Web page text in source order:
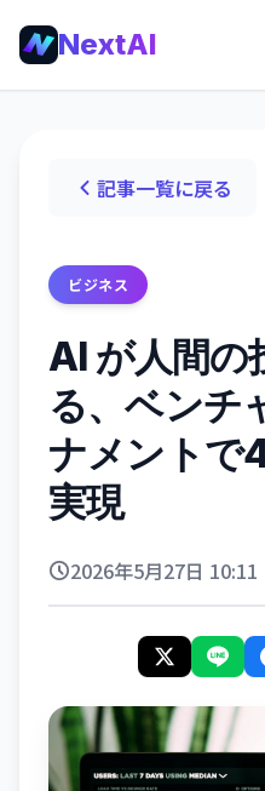
NextAI
記事一覧に戻る
ビジネス
AI が人間の
る、ベンチ
ナメントで
実現
2026年5月27日 10:11